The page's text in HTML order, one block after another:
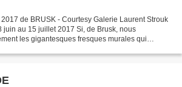
de BRUSK - Courtesy Galerie Laurent Strouk
juin au 15 juillet 2017 Si, de Brusk, nous
les gigantesques fresques murales qui